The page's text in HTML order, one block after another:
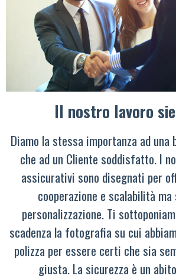
Il nostro lavoro
Diamo la stessa importanza ad una
che ad un Cliente soddisfatto. I
assicurativi sono disegnati per
cooperazione e scalabilità
personalizzazione. Ti
scadenza la fotografia su cui
polizza per essere certi che sia
giusta. La sicurezza è un